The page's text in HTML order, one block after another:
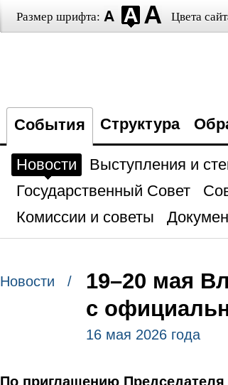
Размер шрифта: Цвета
События Структура
Новости Выступления и
Государственный Совет
Комиссии и советы
Новости /
19–20 мая
с
16 мая 2026 года
По приглашению